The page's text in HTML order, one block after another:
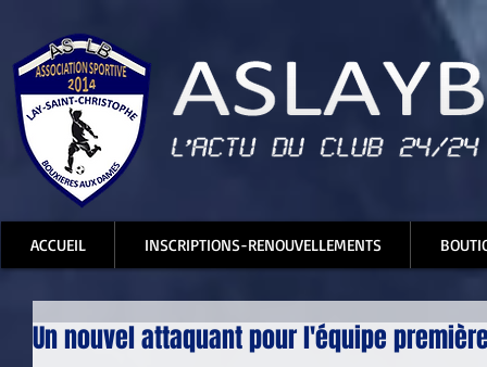
ACCUEIL INSCRIPTIONS-RENOUVELLEMENTS
Un nouvel attaquant pour l'équipe